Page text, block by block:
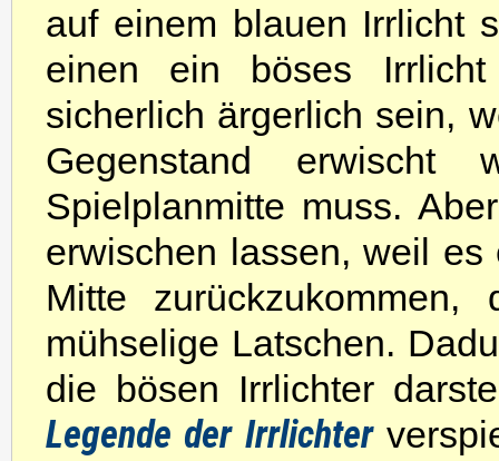
auf einem blauen Irrlicht
einen ein böses
sicherlich ärgerlich sein,
Gegenstand
Spielplanmitte muss.
erwischen lassen, weil
Mitte
mühselige Latschen.
die bösen Irrlichter
Legende der Irrlichter